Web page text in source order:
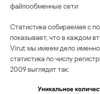
файлообменные сети
Статистика собираемая с
показывает, что в каждом
Virut мы имеем дело
статистика по числу
2009 выглядит так: